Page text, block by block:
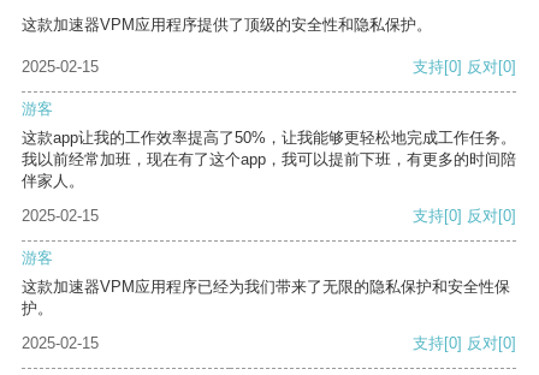
这款加速器VPM应用程序提供了顶级的安全性和隐私保护。
2025-02-15 支持[0] 反对[0]
游客
这款app让我的工作效率提高了50%，让我能够更轻松地完成工作任务。
我以前经常加班，现在有了这个app，我可以提前下班，有更多的时间陪
伴家人。
2025-02-15
支持[0] 反对[0]
游客
这款加速器VPM应用程序已经为我们带来了无限的隐私保护和安全性保
护。
2025-02-15
支持[0] 反对[0]